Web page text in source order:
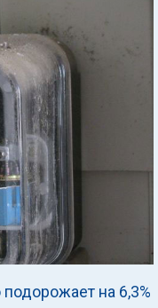
на 6,3%